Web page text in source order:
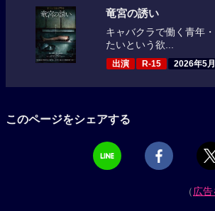
竜宮の誘い
キャバクラで働く青年
たいという欲...
出演 R-15 2026年5
このページをシェアする
（広